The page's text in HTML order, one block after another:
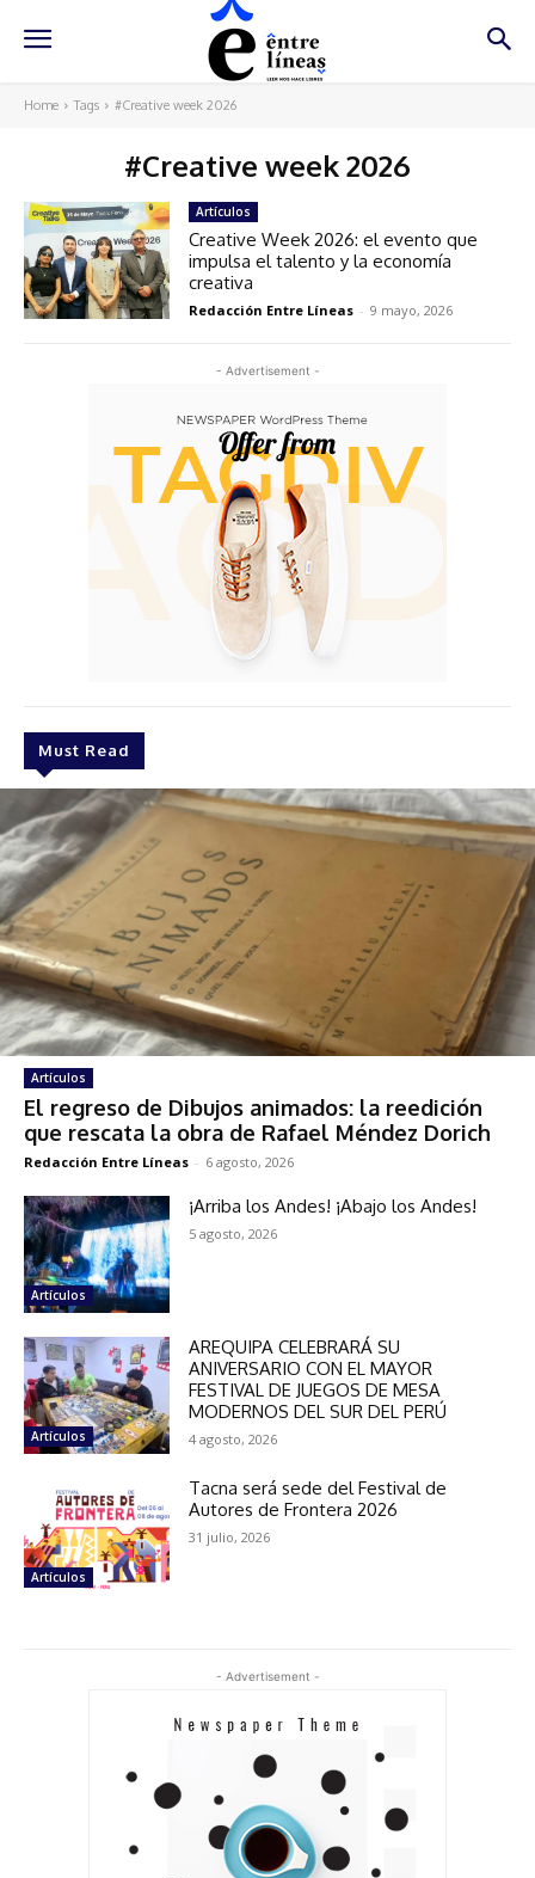
Home Tags #Creative week 2026
#Creative week 2026
- Advertisement -
Must Read
Artículos
El regreso de Dibujos animados: la reedición
que rescata la obra de Rafael Méndez Dorich
Redacción Entre Líneas - 6 agosto, 2026
Artículos
¡Arriba los Andes! ¡Abajo los Andes!
5 agosto, 2026
Artículos
AREQUIPA CELEBRARÁ SU
ANIVERSARIO CON EL MAYOR
FESTIVAL DE JUEGOS DE MESA
MODERNOS DEL SUR DEL PERÚ
4 agosto, 2026
Artículos
Tacna será sede del Festival de
Autores de Frontera 2026
31 julio, 2026
Artículos
Creative Week 2026: el evento que
impulsa el talento y la economía
creativa
Redacción Entre Líneas - 9 mayo, 2026
- Advertisement -